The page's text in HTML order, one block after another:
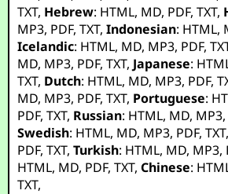
TXT, Hebrew: HTML, MD, PDF,TXT,
MP3, PDF,TXT,Indonesian: HTML,
Icelandic: HTML, MD, MP3, PDF,
MD, MP3, PDF,TXT, Japanese:
TXT, Dutch: HTML, MD, MP3, PDF,
MD, MP3, PDF,TXT, Portuguese:
PDF,TXT, Russian: HTML, MD, MP3,
Swedish: HTML, MD, MP3, PDF,TXT
PDF,TXT,Turkish: HTML, MD, MP3,
HTML, MD, PDF,TXT,Chinese:
TXT,